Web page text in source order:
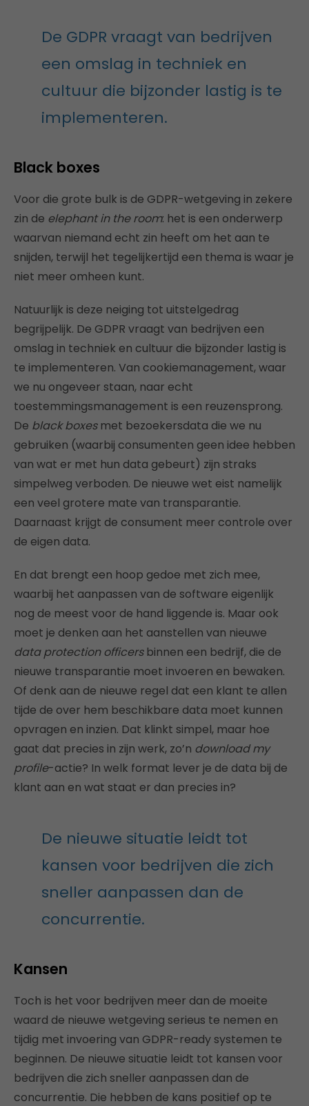
De GDPR vraagt van bedrijven
een omslag in techniek en
cultuur die bijzonder lastig is te
implementeren.
Black boxes
Voor die grote bulk is de GDPR-wetgeving in zekere
zin de elephant in the room: het is een onderwerp
waarvan niemand echt zin heeft om het aan te
snijden, terwijl het tegelijkertijd een thema is waar je
niet meer omheen kunt.
Natuurlijk is deze neiging tot uitstelgedrag
begrijpelijk. De GDPR vraagt van bedrijven een
omslag in techniek en cultuur die bijzonder lastig is
te implementeren. Van cookiemanagement, waar
we nu ongeveer staan, naar echt
toestemmingsmanagement is een reuzensprong.
De black boxesmet bezoekersdata die we nu
gebruiken (waarbij consumenten geen idee hebben
van wat er met hun data gebeurt) zijn straks
simpelweg verboden. De nieuwe wet eist namelijk
een veel grotere mate van transparantie.
Daarnaast krijgt de consument meer controle over
de eigen data.
En dat brengt een hoop gedoe met zich mee,
waarbij het aanpassen van de software eigenlijk
nog de meest voor de hand liggende is. Maar ook
moet je denken aan het aanstellen van nieuwe
data protection officersbinnen een bedrijf, die de
nieuwe transparantie moet invoeren en bewaken.
Of denk aan de nieuwe regel dat een klant te allen
tijde de over hem beschikbare data moet kunnen
opvragen en inzien. Dat klinkt simpel, maar hoe
gaat dat precies in zijn werk, zo’n download my
profile-actie? In welk format lever je de data bij de
klant aan en wat staat er dan precies in?
De nieuwe situatie leidt tot
kansen voor bedrijven die zich
sneller aanpassen dan de
concurrentie.
Kansen
Toch is het voor bedrijven meer dan de moeite
waard de nieuwe wetgeving serieus te nemen en
tijdig met invoering van GDPR-ready systemen te
beginnen. De nieuwe situatie leidt tot kansen voor
bedrijven die zich sneller aanpassen dan de
concurrentie. Die hebben de kans positief op te